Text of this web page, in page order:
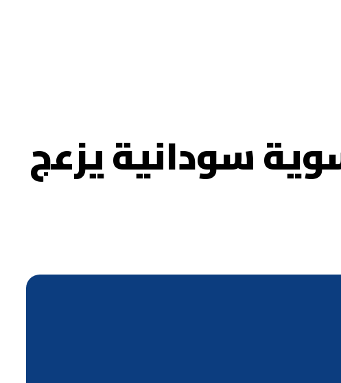
سودانية يزعج